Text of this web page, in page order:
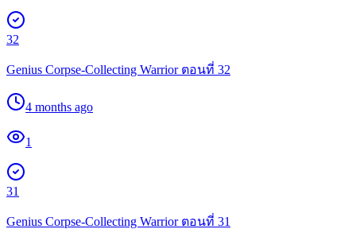
32
Genius Corpse-Collecting Warrior ตอนที่ 32
4 months ago
1
31
Genius Corpse-Collecting Warrior ตอนที่ 31